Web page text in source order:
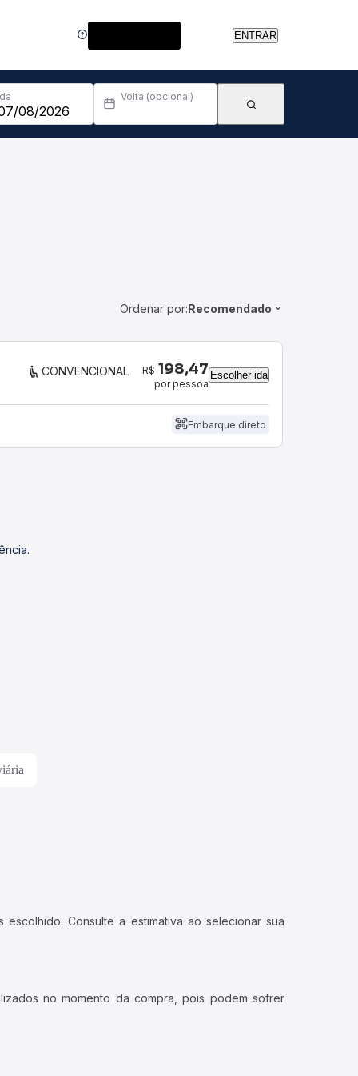
ENTRAR
Volta (opcional)
Ordenar por:Recomendado
CONVENCIONAL R$ 198,47
por pessoa
Escolher ida
Embarque direto
Consulte a estimativa ao selecionar sua
no momento da compra, pois podem sofrer